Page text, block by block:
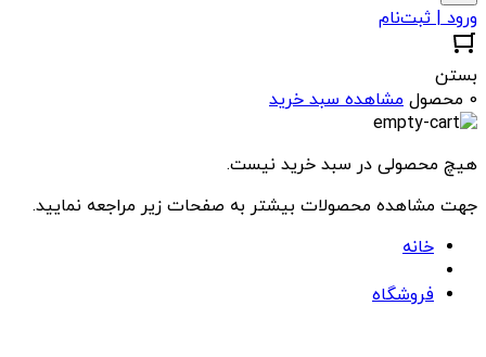
ورود | ثبت‌نام
بستن
0 محصول
مشاهده سبد خرید
هیچ محصولی در سبد خرید نیست.
جهت مشاهده محصولات بیشتر به صفحات زیر مراجعه نمایید.
خانه
فروشگاه